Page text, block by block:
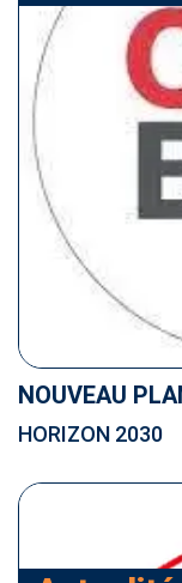
NOUVEAU
HORIZON 2030